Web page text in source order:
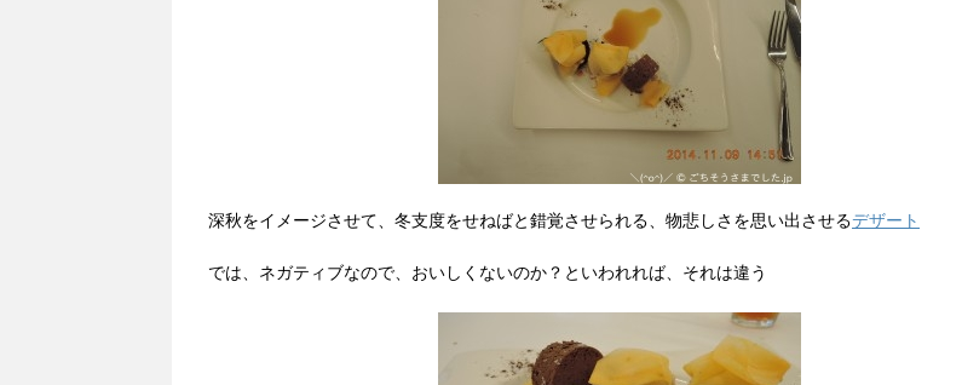
深秋をイメージさせて、冬支度をせねばと錯覚させられる、物悲しさを思い出させるデザート
では、ネガティブなので、おいしくないのか？といわれれば、それは違う